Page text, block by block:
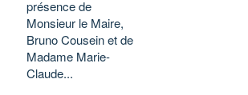
présence de
Monsieur le Maire,
Bruno Cousein et de
Madame Marie-
Claude...